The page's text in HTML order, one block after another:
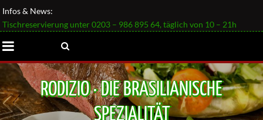
Infos & News:
Tischreservierung unter 0203 – 986 895 64, täglich von 10 – 21h
RODIZIO · DIE BRASILIANISCHE
SPEZIALITÄT